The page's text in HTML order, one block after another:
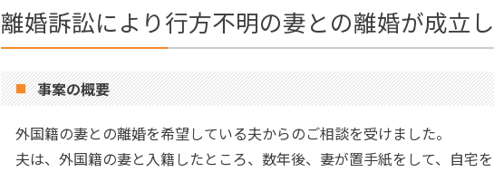
離婚協議書・公正証書を作成したい 面会
離婚訴訟により行方不明の妻との離婚が成立
事案の概要
外国籍の妻との離婚を希望している夫からのご相談を受けました。
夫は、外国籍の妻と入籍したところ、数年後、妻が置手紙をして、自宅